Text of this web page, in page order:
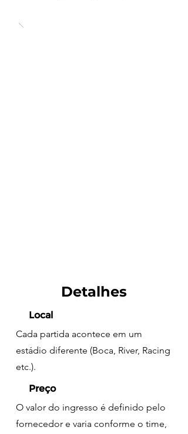
Detalhes
Local
Cada partida acontece em um
estádio diferente (Boca, River, Racing
etc.).
Preço
O valor do ingresso é definido pelo
fornecedor e varia conforme o time,